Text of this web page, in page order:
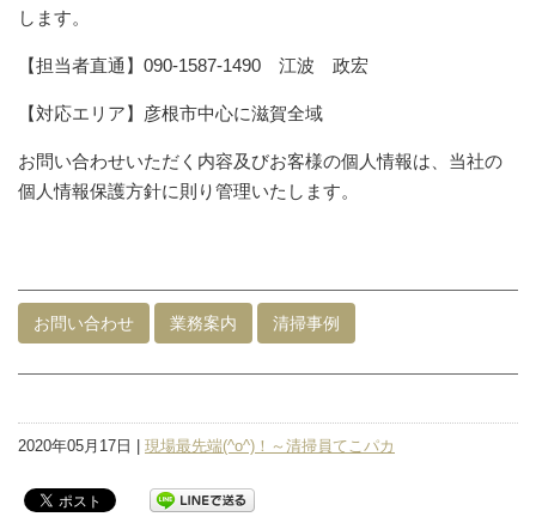
します。
【担当者直通】090-1587-1490 江波 政宏
【対応エリア】彦根市中心に滋賀全域
お問い合わせいただく内容及びお客様の個人情報は、当社の
個人情報保護方針に則り管理いたします。
お問い合わせ 業務案内 清掃事例
2020年05月17日 | 現場最先端(^o^)！～清掃員てこパカ